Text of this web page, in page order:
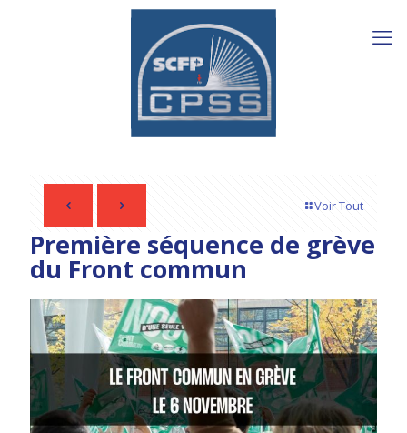
Voir Tout
Première séquence de grève
du Front commun